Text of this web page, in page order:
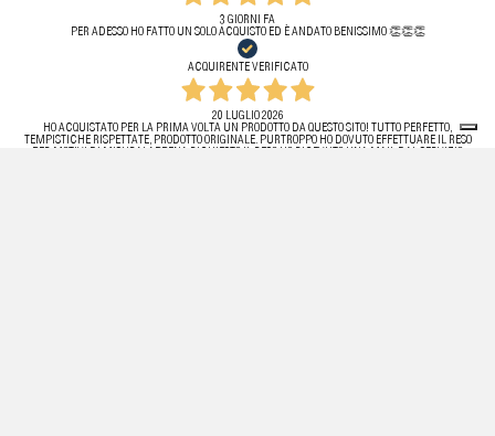
3 GIORNI FA
PER ADESSO HO FATTO UN SOLO ACQUISTO ED È ANDATO BENISSIMO 👏👏👏
ACQUIRENTE VERIFICATO
20 LUGLIO 2026
HO ACQUISTATO PER LA PRIMA VOLTA UN PRODOTTO DA QUESTO SITO! TUTTO PERFETTO,
TEMPISTICHE RISPETTATE, PRODOTTO ORIGINALE. PURTROPPO HO DOVUTO EFFETTUARE IL RESO